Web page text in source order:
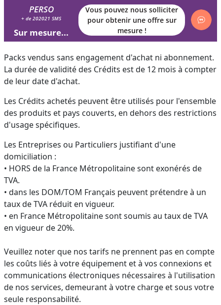
PERSO
+ de 202021 SMS
Sur mesure...
Vous pouvez nous solliciter
pour obtenir une offre sur
mesure !
Packs vendus sans engagement d'achat ni abonnement.
La durée de validité des Crédits est de 12 mois à compter
de leur date d'achat.
Les Crédits achetés peuvent être utilisés pour l'ensemble
des produits et pays couverts, en dehors des restrictions
d'usage spécifiques.
Les Entreprises ou Particuliers justifiant d'une
domiciliation :
• HORS de la France Métropolitaine sont exonérés de
TVA.
• dans les DOM/TOM Français peuvent prétendre à un
taux de TVA réduit en vigueur.
• en France Métropolitaine sont soumis au taux de TVA
en vigueur de 20%.
Veuillez noter que nos tarifs ne prennent pas en compte
les coûts liés à votre équipement et à vos connexions et
communications électroniques nécessaires à l'utilisation
de nos services, demeurant à votre charge et sous votre
seule responsabilité.